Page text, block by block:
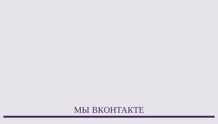
МЫ ВКОНТАКТЕ